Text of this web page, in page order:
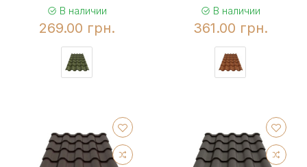
В наличии
269.00 грн.
В наличии
361.00 грн.